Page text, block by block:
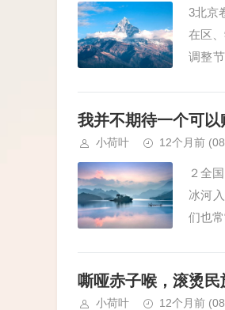
3北京
在区
调整
我并不期待一个可以
小荷叶 12个月前
２全
冰河
们也
嘶哑赤子喉，滚烫民
小荷叶 12个月前